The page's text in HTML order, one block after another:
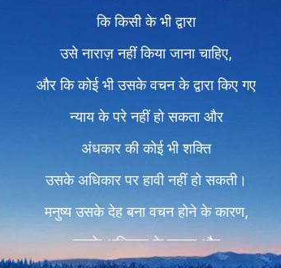
कि किसी के भी द्वारा
उसे नाराज़ नहीं किया जाना चाहिए,
और कि कोई भी उसके वचन के द्वारा किए गए
न्याय के परे नहीं हो सकता और
अंधकार की कोई भी शक्ति
उसके अधिकार पर हावी नहीं हो सकती।
मनुष्य उसके देह बना वचन होने के कारण,
उसके अधिकार के कारण और